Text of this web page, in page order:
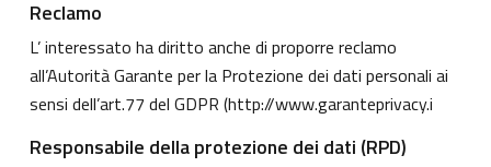
Reclamo
L’ interessato ha diritto anche di proporre reclamo
all’Autorità Garante per la Protezione dei dati personali ai
sensi dell’art.77 del GDPR (http://www.garanteprivacy.i
Responsabile della protezione dei dati (RPD)